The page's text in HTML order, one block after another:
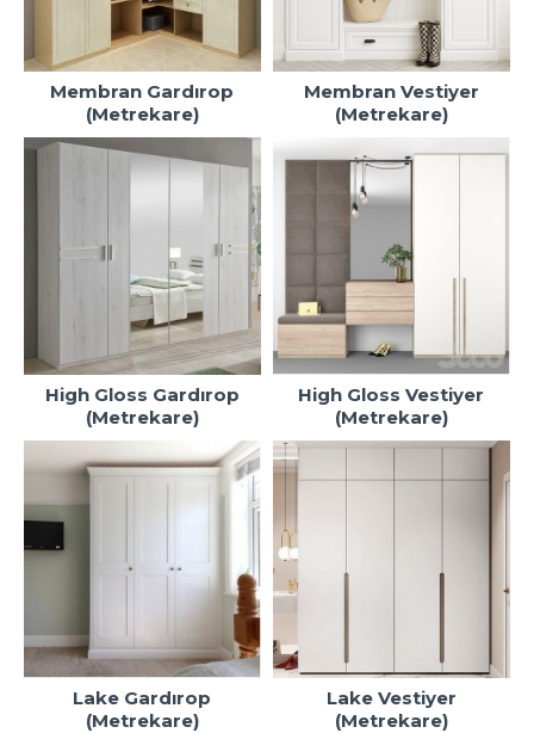
Membran Gardırop
(Metrekare)
Membran Vestiyer
(Metrekare)
High Gloss Gardırop
(Metrekare)
High Gloss Vestiyer
(Metrekare)
Lake Gardırop
(Metrekare)
Lake Vestiyer
(Metrekare)